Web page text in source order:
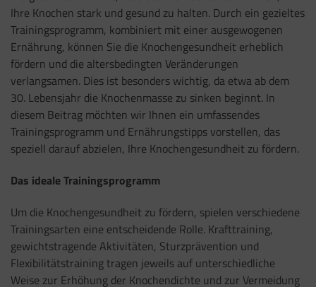
Ihre Knochen stark und gesund zu halten. Durch ein gezieltes
Trainingsprogramm, kombiniert mit einer ausgewogenen
Ernährung, können Sie die Knochengesundheit erheblich
fördern und die altersbedingten Veränderungen
verlangsamen. Dies ist besonders wichtig, da etwa ab dem
30. Lebensjahr die Knochenmasse zu sinken beginnt. In
diesem Beitrag möchten wir Ihnen ein umfassendes
Trainingsprogramm und Ernährungstipps vorstellen, das
speziell darauf abzielen, Ihre Knochengesundheit zu fördern.
Das ideale Trainingsprogramm
Um die Knochengesundheit zu fördern, spielen verschiedene
Trainingsarten eine entscheidende Rolle. Krafttraining,
gewichtstragende Aktivitäten, Sturzprävention und
Flexibilitätstraining tragen jeweils auf unterschiedliche
Weise zur Erhöhung der Knochendichte und zur Vermeidung